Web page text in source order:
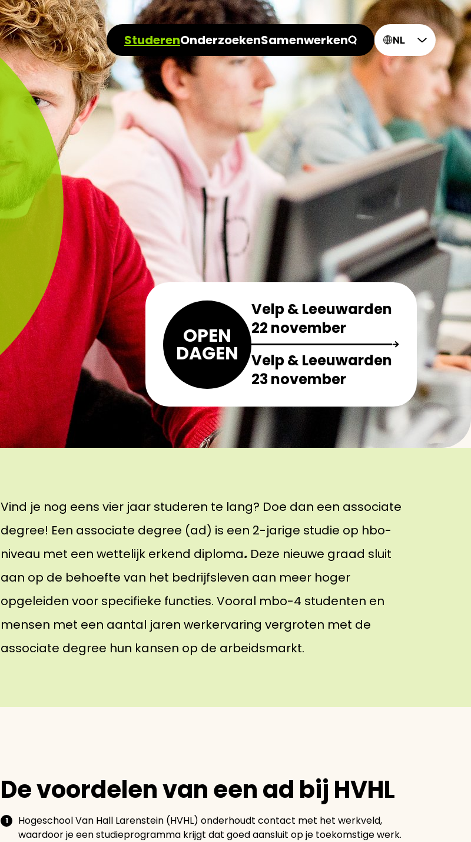
StuderenOnderzoekenSamenwerken NL
OPEN
DAGEN
Velp & Leeuwarden
22 november
Velp & Leeuwarden
23 november
Vind je nog eens vier jaar studeren te lang? Doe dan een associate
degree! Een associate degree (ad) is een 2-jarige studie op hbo-
niveau met een wettelijk erkend diploma. Deze nieuwe graad sluit
aan op de behoefte van het bedrijfsleven aan meer hoger
opgeleiden voor specifieke functies. Vooral mbo-4 studenten en
mensen met een aantal jaren werkervaring vergroten met de
associate degree hun kansen op de arbeidsmarkt.
De voordelen van een ad bij HVHL
Hogeschool Van Hall Larenstein (HVHL) onderhoudt contact met het werkveld,
waardoor je een studieprogramma krijgt dat goed aansluit op je toekomstige werk.